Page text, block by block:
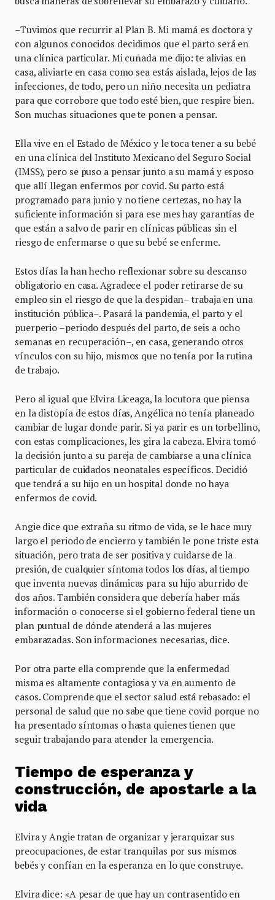
–Tuvimos que recurrir al Plan B. Mi mamá es doctora y
con algunos conocidos decidimos que el parto será en
una clínica particular. Mi cuñada me dijo: te alivias en
casa, aliviarte en casa como sea estás aislada, lejos de las
infecciones, de todo, pero un niño necesita un pediatra
para que corrobore que todo esté bien, que respire bien.
Son muchas situaciones que te ponen a pensar.
Ella vive en el Estado de México y le toca tener a su bebé
en una clínica del Instituto Mexicano del Seguro Social
(IMSS), pero se puso a pensar junto a su mamá y esposo
que allí llegan enfermos por covid. Su parto está
programado para junio y no tiene certezas, no hay la
suficiente información si para ese mes hay garantías de
que están a salvo de parir en clínicas públicas sin el
riesgo de enfermarse o que su bebé se enferme.
Estos días la han hecho reflexionar sobre su descanso
obligatorio en casa. Agradece el poder retirarse de su
empleo sin el riesgo de que la despidan– trabaja en una
institución pública–. Pasará la pandemia, el parto y el
puerperio –periodo después del parto, de seis a ocho
semanas en recuperación–, en casa, generando otros
vínculos con su hijo, mismos que no tenía por la rutina
de trabajo.
Pero al igual que Elvira Liceaga, la locutora que piensa
en la distopía de estos días, Angélica no tenía planeado
cambiar de lugar donde parir. Si ya parir es un torbellino,
con estas complicaciones, les gira la cabeza. Elvira tomó
la decisión junto a su pareja de cambiarse a una clínica
particular de cuidados neonatales específicos. Decidió
que tendrá a su hijo en un hospital donde no haya
enfermos de covid.
Angie dice que extraña su ritmo de vida, se le hace muy
largo el periodo de encierro y también le pone triste esta
situación, pero trata de ser positiva y cuidarse de la
presión, de cualquier síntoma todos los días, al tiempo
que inventa nuevas dinámicas para su hijo aburrido de
dos años. También considera que debería haber más
información o conocerse si el gobierno federal tiene un
plan puntual de dónde atenderá a las mujeres
embarazadas. Son informaciones necesarias, dice.
Por otra parte ella comprende que la enfermedad
misma es altamente contagiosa y va en aumento de
casos. Comprende que el sector salud está rebasado: el
personal de salud que no sabe que tiene covid porque no
ha presentado síntomas o hasta quienes tienen que
seguir trabajando para atender la emergencia.
Tiempo de esperanza y
construcción, de apostarle a la
vida
Elvira y Angie tratan de organizar y jerarquizar sus
preocupaciones, de estar tranquilas por sus mismos
bebés y confían en la esperanza en lo que construye.
Elvira dice: «A pesar de que hay un contrasentido en